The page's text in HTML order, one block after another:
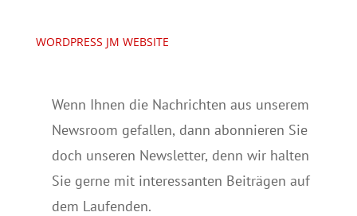
WORDPRESS JM WEBSITE
Wenn Ihnen die Nachrichten aus unserem
Newsroom gefallen, dann abonnieren Sie
doch unseren Newsletter, denn wir halten
Sie gerne mit interessanten Beiträgen auf
dem Laufenden.